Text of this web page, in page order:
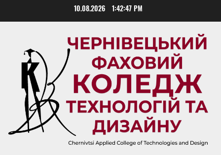
10.08.2026 1:42:48 PM